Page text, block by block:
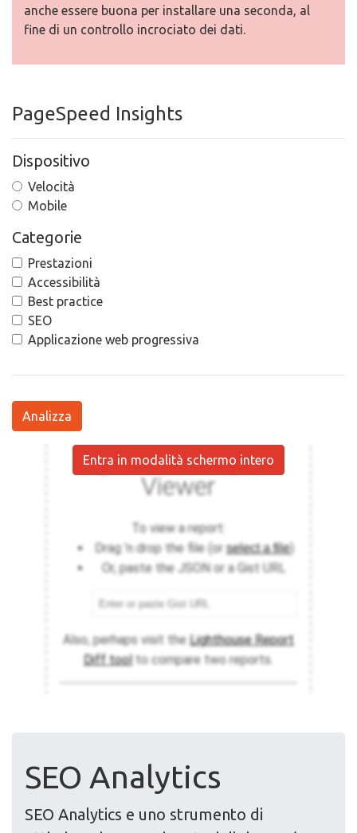
anche essere buona per installare una seconda, al
fine di un controllo incrociato dei dati.
PageSpeed Insights
Dispositivo
Velocità
Mobile
Categorie
Prestazioni
Accessibilità
Best practice
SEO
Applicazione web progressiva
Analizza
Entra in modalità schermo intero
SEO Analytics
SEO Analytics e uno strumento di